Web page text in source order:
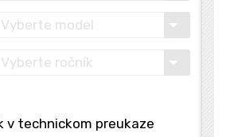
v technickom preukaze